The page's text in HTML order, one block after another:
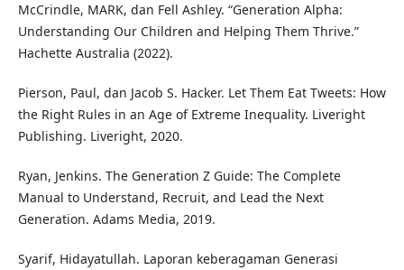
McCrindle, MARK, dan Fell Ashley. “Generation Alpha:
Understanding Our Children and Helping Them Thrive.”
Hachette Australia (2022).
Pierson, Paul, dan Jacob S. Hacker. Let Them Eat Tweets: How
the Right Rules in an Age of Extreme Inequality. Liveright
Publishing. Liveright, 2020.
Ryan, Jenkins. The Generation Z Guide: The Complete
Manual to Understand, Recruit, and Lead the Next
Generation. Adams Media, 2019.
Syarif, Hidayatullah. Laporan keberagaman Generasi